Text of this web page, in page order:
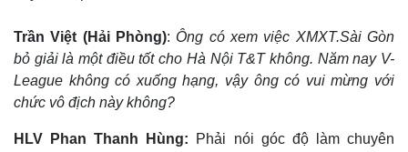
Trần Việt (Hải Phòng): Ông có xem việc XMXT.Sài Gòn
bỏ giải là một điều tốt cho Hà Nội T&T không. Năm nay V-
League không có xuống hạng, vậy ông có vui mừng với
chức vô địch này không?
HLV Phan Thanh Hùng: Phải nói góc độ làm chuyên